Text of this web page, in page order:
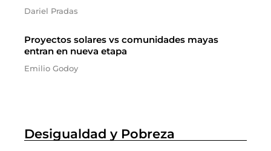
Dariel Pradas
Proyectos solares vs comunidades mayas
entran en nueva etapa
Emilio Godoy
Desigualdad y Pobreza